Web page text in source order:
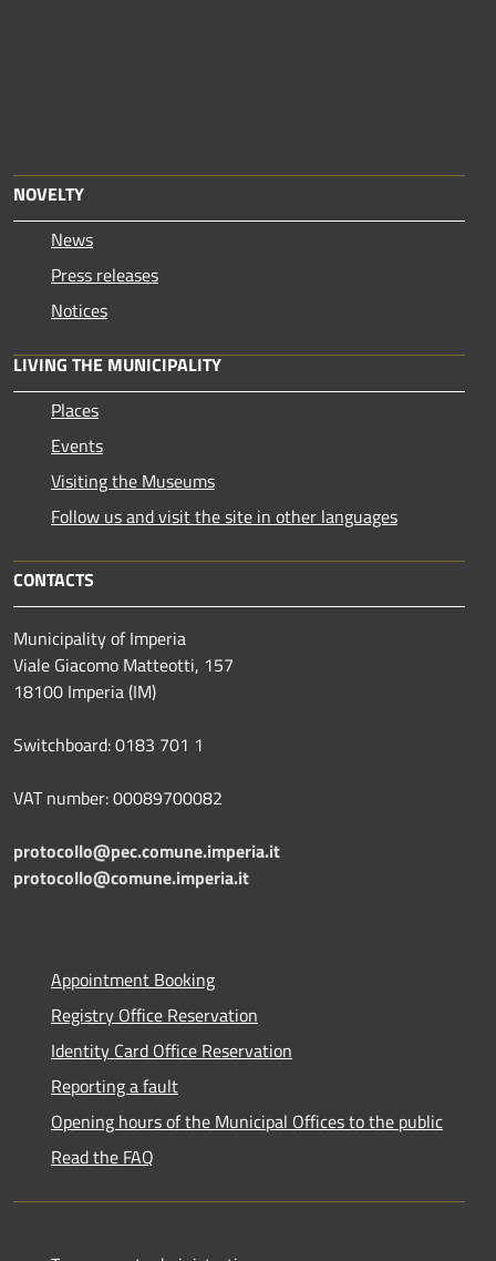
NOVELTY
News
Press releases
Notices
LIVING THE MUNICIPALITY
Places
Events
Visiting the Museums
Follow us and visit the site in other languages
CONTACTS
Municipality of Imperia
Viale Giacomo Matteotti, 157
18100 Imperia (IM)
Switchboard: 0183 701 1
VAT number: 00089700082
protocollo@pec.comune.imperia.it
protocollo@comune.imperia.it
Appointment Booking
Registry Office Reservation
Identity Card Office Reservation
Reporting a fault
Opening hours of the Municipal Offices to the public
Read the FAQ